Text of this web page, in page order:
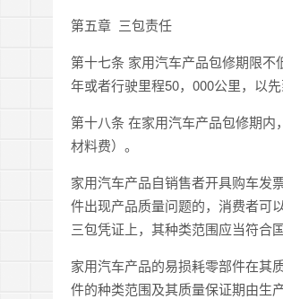
第五章 三包责任
第十七条 家用汽车产品包修期限不
年或者行驶里程50，000公里，以
第十八条在家用汽车产品包修期内
材料费）。
家用汽车产品自销售者开具购车发
件出现产品质量问题的，消费者可
三包凭证上，其种类范围应当符合
家用汽车产品的易损耗零部件在其
件的种类范围及其质量保证期由生